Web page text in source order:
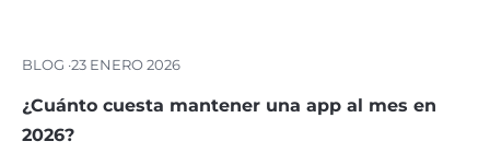
BLOG ·23 ENERO 2026
¿Cuánto cuesta mantener una app al mes en
2026?